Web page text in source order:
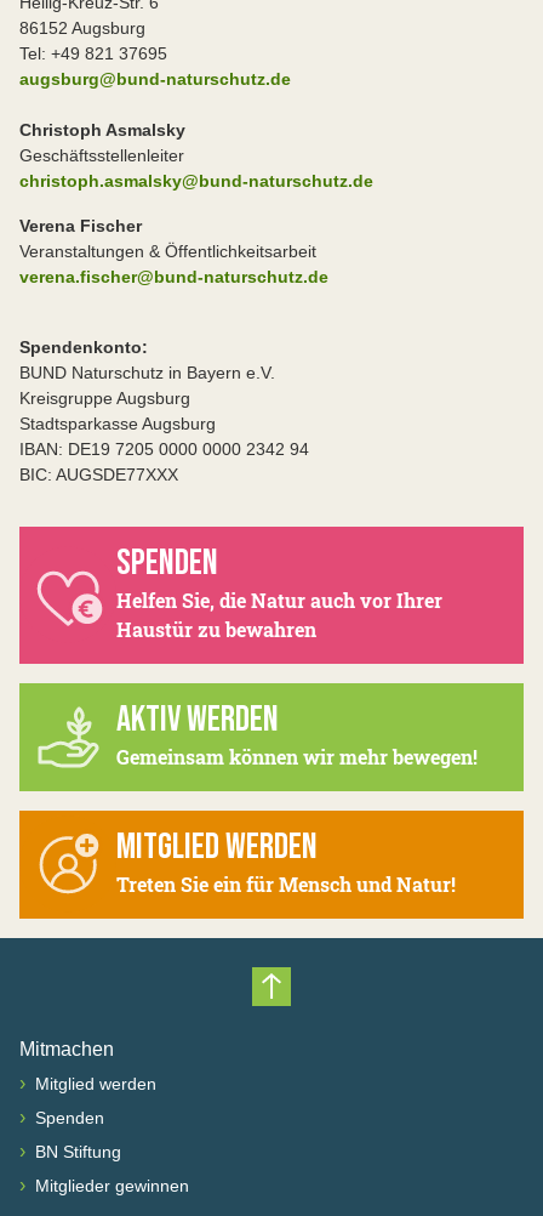
86152 Augsburg
Tel: +49 821 37695
augsburg@bund-naturschutz.de
Christoph Asmalsky
Geschäftsstellenleiter
christoph.asmalsky@bund-naturschutz.de
Verena Fischer
Veranstaltungen & Öffentlichkeitsarbeit
verena.fischer@bund-naturschutz.de
Spendenkonto:
BUND Naturschutz in Bayern e.V.
Kreisgruppe Augsburg
Stadtsparkasse Augsburg
IBAN: DE19 7205 0000 0000 2342 94
BIC: AUGSDE77XXX
SPENDEN
Helfen Sie, die Natur auch vor Ihrer
Haustür zu bewahren
AKTIV WERDEN
Gemeinsam können wir mehr bewegen!
MITGLIED WERDEN
Treten Sie ein für Mensch und Natur!
Nach oben scrollen
Mitmachen
› Mitglied werden
› Spenden
› BN Stiftung
› Mitglieder gewinnen